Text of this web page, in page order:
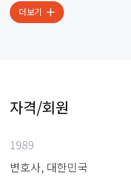
더보기
자격/회원
1989
변호사, 대한민국